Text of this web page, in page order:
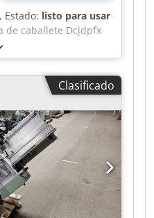
, Estado: listo para usar
de caballete Dcjdpfx
alimentador de pila
Clasificado